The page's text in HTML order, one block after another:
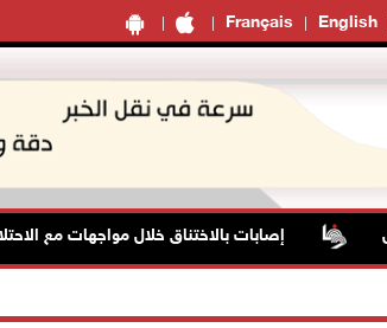
Français English
إصابات بالاختناق خلال مواجهات مع